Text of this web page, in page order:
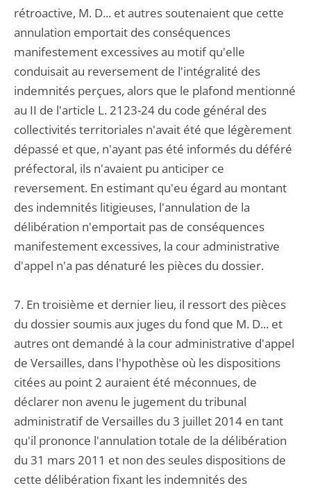
rétroactive, M. D... et autres soutenaient que cette
annulation emportait des conséquences
manifestement excessives au motif qu'elle
conduisait au reversement de l'intégralité des
indemnités perçues, alors que le plafond mentionné
au II de l'article L. 2123-24 du code général des
collectivités territoriales n'avait été que légèrement
dépassé et que, n'ayant pas été informés du déféré
préfectoral, ils n'avaient pu anticiper ce
reversement. En estimant qu'eu égard au montant
des indemnités litigieuses, l'annulation de la
délibération n'emportait pas de conséquences
manifestement excessives, la cour administrative
d'appel n'a pas dénaturé les pièces du dossier.
7. En troisième et dernier lieu, il ressort des pièces
du dossier soumis aux juges du fond que M. D... et
autres ont demandé à la cour administrative d'appel
de Versailles, dans l'hypothèse où les dispositions
citées au point 2 auraient été méconnues, de
déclarer non avenu le jugement du tribunal
administratif de Versailles du 3 juillet 2014 en tant
qu'il prononce l'annulation totale de la délibération
du 31 mars 2011 et non des seules dispositions de
cette délibération fixant les indemnités des